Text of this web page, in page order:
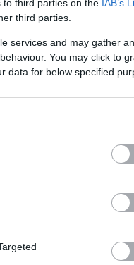
to third parties on the IAB’s
third parties.
services and may gather
You may click to
data for below specified
della
e alla
più
anni,
con la
la